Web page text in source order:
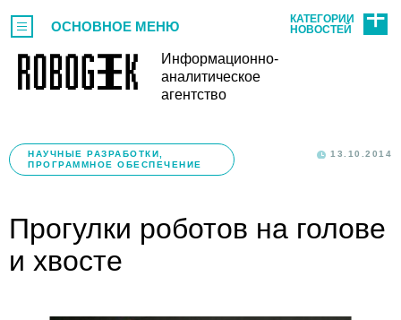
Информационно-
аналитическое
агентство
ОСНОВНОЕ МЕНЮ
КАТЕГОРИИ
НОВОСТЕЙ
НАУЧНЫЕ РАЗРАБОТКИ,
ПРОГРАММНОЕ ОБЕСПЕЧЕНИЕ
13.10.2014
Прогулки роботов на голове
и хвосте